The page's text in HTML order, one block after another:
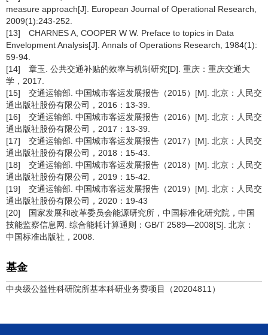
measure approach[J]. European Journal of Operational Research,
2009(1):243-252.
[13] CHARNES A, COOPER W W. Preface to topics in Data
Envelopment Analysis[J]. Annals of Operations Research, 1984(1):
59-94.
[14] 章玉. 公共交通补贴的效率与机制研究[D]. 重庆：重庆交通大
学，2017.
[15] 交通运输部. 中国城市客运发展报告（2015）[M]. 北京：人民交
通出版社股份有限公司，2016：13-39.
[16] 交通运输部. 中国城市客运发展报告（2016）[M]. 北京：人民交
通出版社股份有限公司，2017：13-39.
[17] 交通运输部. 中国城市客运发展报告（2017）[M]. 北京：人民交
通出版社股份有限公司，2018：15-43.
[18] 交通运输部. 中国城市客运发展报告（2018）[M]. 北京：人民交
通出版社股份有限公司，2019：15-42.
[19] 交通运输部. 中国城市客运发展报告（2019）[M]. 北京：人民交
通出版社股份有限公司，2020：19-43
[20] 国家发展和改革委员会能源研究所，中国标准化研究院，中国
技能监察信息网. 综合能耗计算通则：GB/T 2589—2008[S]. 北京：
中国标准出版社，2008.
基金
中央级公益性科研院所基本科研业务费项目（20204811）